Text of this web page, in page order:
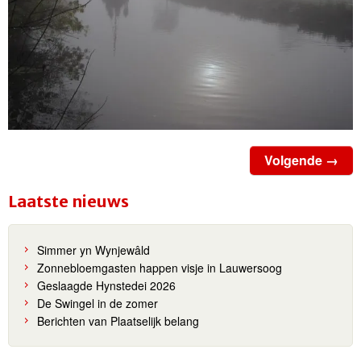
Volgende →
Laatste nieuws
Simmer yn Wynjewâld
Zonnebloemgasten happen visje in Lauwersoog
Geslaagde Hynstedei 2026
De Swingel in de zomer
Berichten van Plaatselijk belang